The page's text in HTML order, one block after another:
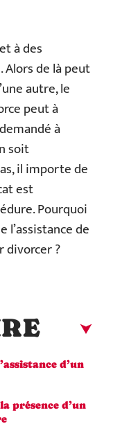
à des
de là peut
autre, le
peut à
à
soit
il importe de
est
Pourquoi
l’assistance de
divorcer ?
d’un
présence d’un